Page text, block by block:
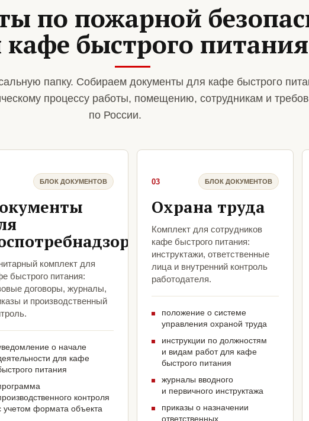
по пожарной
кафе быстрого питания
папку. Собираем документы для кафе быстрого
процессу работы, помещению, сотрудникам и
по России.
БЛОК ДОКУМЕНТОВ
комплект для
быстрого питания:
договоры, журналы,
и производственный
о начале
для кафе
питания
контроля
учетом формата объекта
03 БЛОК ДОКУМЕНТОВ
Охрана труда
Комплект для сотрудников
кафе быстрого питания:
инструктажи, ответственные
лица и внутренний контроль
работодателя.
положение о системе
управления охраной труда
инструкции по должностям
и видам работ для кафе
быстрого питания
журналы вводного
и первичного инструктажа
приказы о назначении
ответственных